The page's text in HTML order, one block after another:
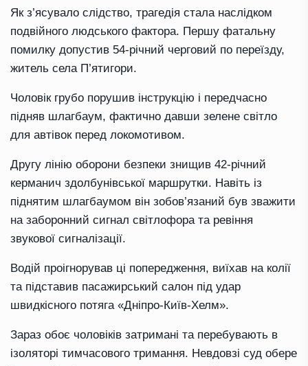
Як з’ясувало слідство, трагедія стала наслідком
подвійного людського фактора. Першу фатальну
помилку допустив 54-річний черговий по переїзду,
житель села П’ятигори.
Чоловік грубо порушив інструкцію і передчасно
підняв шлагбаум, фактично давши зелене світло
для автівок перед локомотивом.
Другу лінію оборони безпеки знищив 42-річний
керманич здолбунівської маршрутки. Навіть із
піднятим шлагбаумом він зобов’язаний був зважити
на заборонний сигнал світлофора та ревіння
звукової сигналізації.
Водій проігнорував ці попередження, виїхав на колії
та підставив пасажирський салон під удар
швидкісного потяга «Дніпро-Київ-Хелм».
Зараз обоє чоловіків затримані та перебувають в
ізоляторі тимчасового тримання. Невдовзі суд обере